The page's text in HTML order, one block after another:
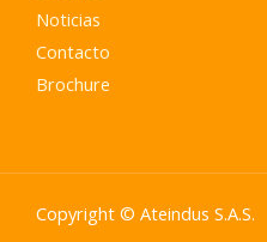
Noticias
Contacto
Brochure
Copyright © Ateindus S.A.S.